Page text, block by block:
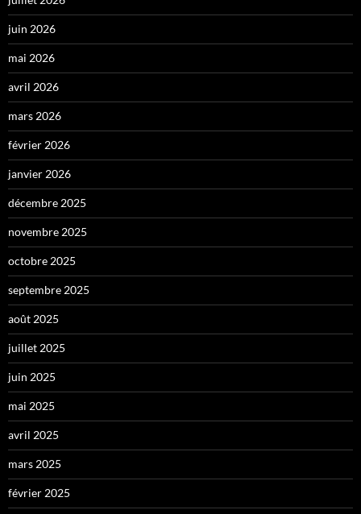
juin 2026
mai 2026
avril 2026
mars 2026
février 2026
janvier 2026
décembre 2025
novembre 2025
octobre 2025
septembre 2025
août 2025
juillet 2025
juin 2025
mai 2025
avril 2025
mars 2025
février 2025